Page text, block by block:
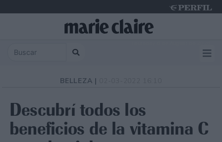
BELLEZA |
Descubrí todos los
beneficios de la vitamina C